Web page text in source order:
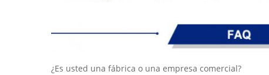
¿Es usted una fábrica o una empresa comercial?